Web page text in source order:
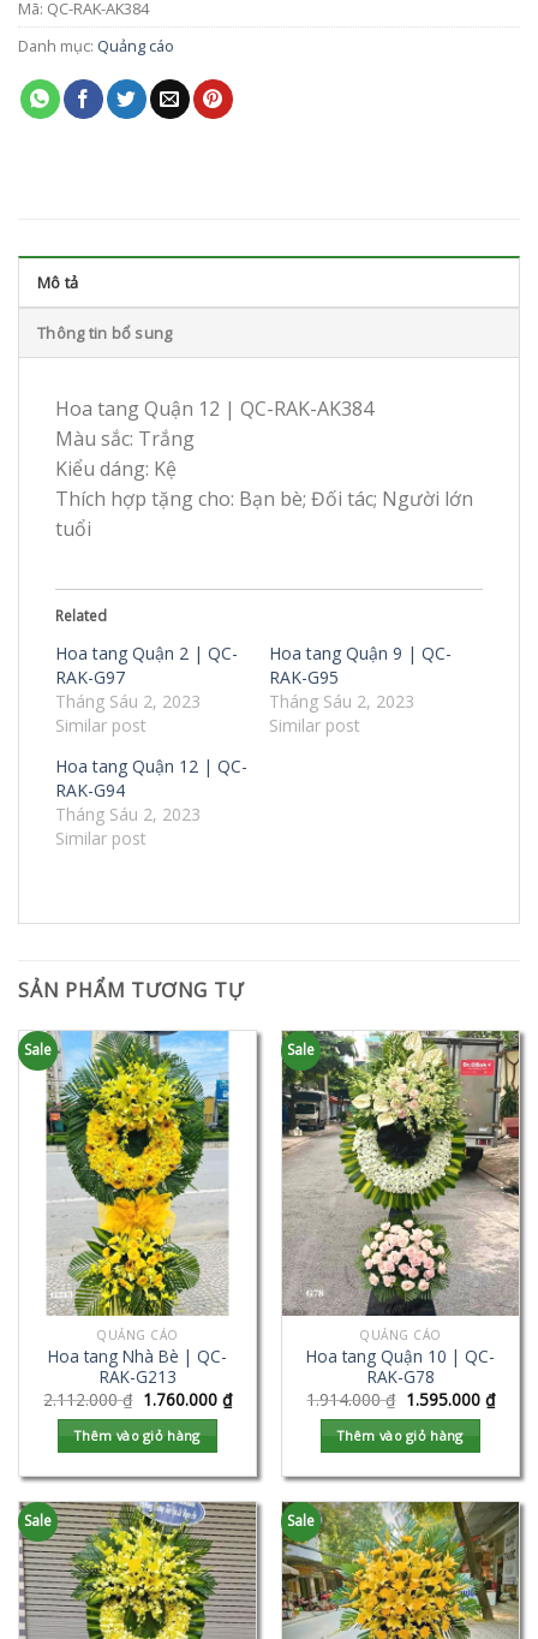
Mã: QC-RAK-AK384
Danh mục: Quảng cáo
Mô tả
Thông tin bổ sung
Hoa tang Quận 12 | QC-RAK-AK384
Màu sắc: Trắng
Kiểu dáng: Kệ
Thích hợp tặng cho: Bạn bè; Đối tác; Người lớn
tuổi
Related
Hoa tang Quận 2 | QC-
RAK-G97
Tháng Sáu 2, 2023
Similar post
Hoa tang Quận 9 | QC-
RAK-G95
Tháng Sáu 2, 2023
Similar post
Hoa tang Quận 12 | QC-
RAK-G94
Tháng Sáu 2, 2023
Similar post
SẢN PHẨM TƯƠNG TỰ
Sale
QUẢNG CÁO
Hoa tang Nhà Bè | QC-
RAK-G213
2.112.000₫ 1.760.000 ₫
Thêm vào giỏ hàng
Sale
QUẢNG CÁO
Hoa tang Quận 10 | QC-
RAK-G78
1.914.000₫ 1.595.000 ₫
Thêm vào giỏ hàng
Sale Sale